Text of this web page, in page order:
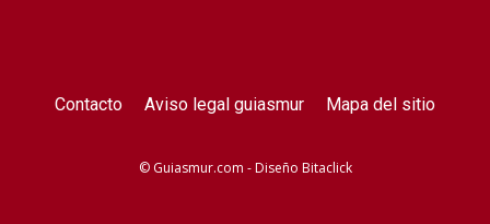
Contacto Aviso legal guiasmur Mapa del sitio
© Guiasmur.com - Diseño Bitaclick